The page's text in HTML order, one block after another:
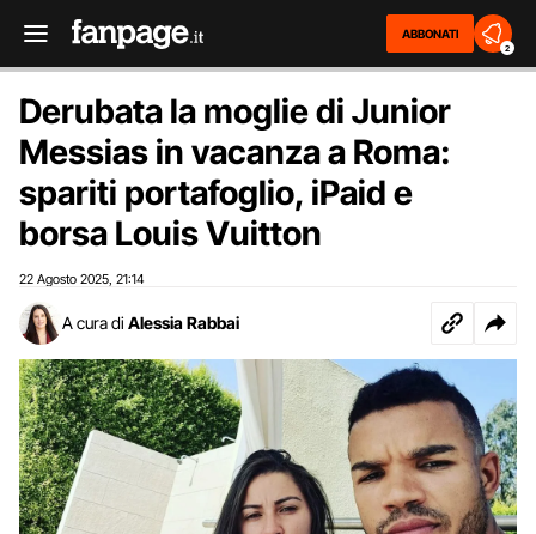
ABBONATI
2
Derubata la moglie di Junior
Messias in vacanza a Roma:
spariti portafoglio, iPaid e
borsa Louis Vuitton
22 Agosto 2025 21:14
A cura di Alessia Rabbai